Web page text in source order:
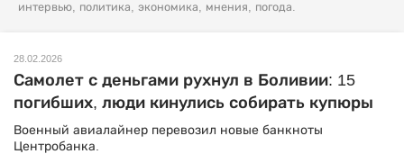
интервью, политика, экономика, мнения, погода.
28.02.2026
Самолет с деньгами рухнул в Боливии: 15
погибших, люди кинулись собирать купюры
Военный авиалайнер перевозил новые банкноты
Центробанка.